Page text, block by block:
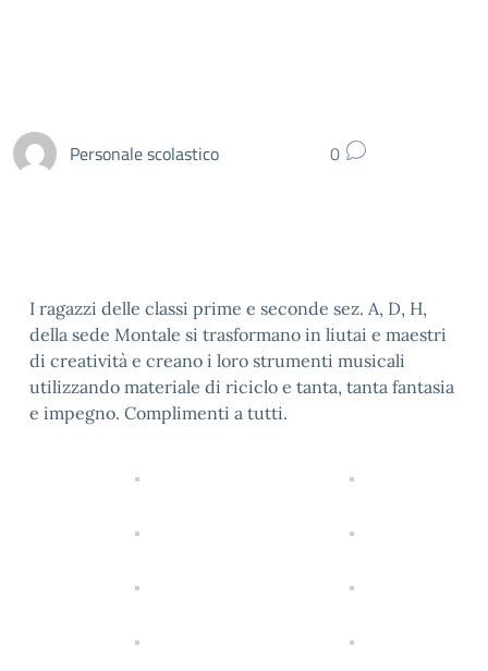
Personale scolastico 0
I ragazzi delle classi prime e seconde sez. A, D, H,
della sede Montale si trasformano in liutai e maestri
di creatività e creano i loro strumenti musicali
utilizzando materiale di riciclo e tanta, tanta fantasia
e impegno. Complimenti a tutti.